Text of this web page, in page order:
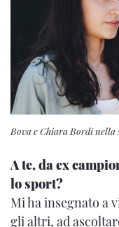
Bova e Chiara Bordi nella
A te, da ex
lo sport?
Mi ha insegnato a
gli altri, ad